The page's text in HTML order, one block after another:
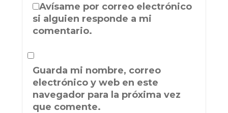
Avísame por correo electrónico
si alguien responde a mi
comentario.
Guarda mi nombre, correo
electrónico y web en este
navegador para la próxima vez
que comente.